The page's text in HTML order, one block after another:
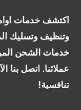
اكتشف خدمات
وتنظيف وتسليك
خدمات الشحن
عملائنا. اتصل
تنافسية!